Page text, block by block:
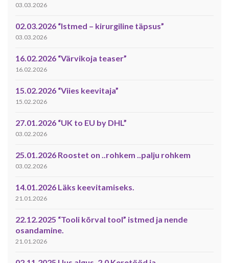
03.03.2026
02.03.2026 “Istmed – kirurgiline täpsus”
03.03.2026
16.02.2026 “Värvikoja teaser”
16.02.2026
15.02.2026 “Viies keevitaja”
15.02.2026
27.01.2026 “UK to EU by DHL”
03.02.2026
25.01.2026 Roostet on ..rohkem ..palju rohkem
03.02.2026
14.01.2026 Läks keevitamiseks.
21.01.2026
22.12.2025 “Tooli kõrval tool” istmed ja nende
osandamine.
21.01.2026